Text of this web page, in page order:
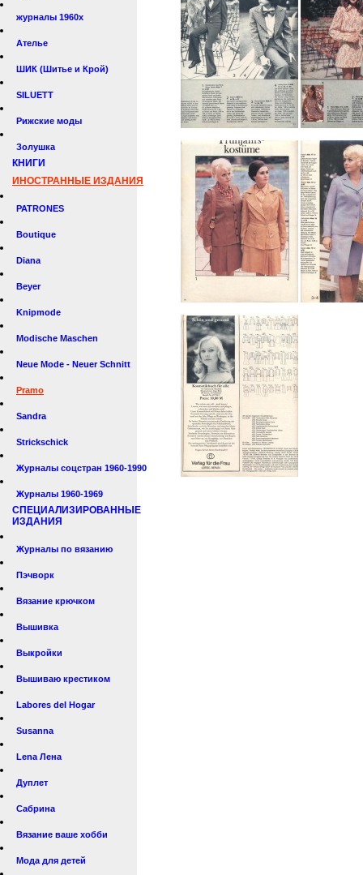
журналы 1960х
Ателье
ШИК (Шитье и Крой)
SILUETT
Рижские моды
Золушка
КНИГИ
ИНОСТРАННЫЕ ИЗДАНИЯ
PATRONES
Boutique
Diana
Beyer
Knipmode
Modische Maschen
Neue Mode - Neuer Schnitt
Pramo
Sandra
Strickschick
Журналы соцстран 1960-1990
Журналы 1960-1969
СПЕЦИАЛИЗИРОВАННЫЕ
ИЗДАНИЯ
Журналы по вязанию
Пэчворк
Вязание крючком
Вышивка
Выкройки
Вышиваю крестиком
Labores del Hogar
Susanna
Lena Лена
Дуплет
Сабрина
Вязание ваше хобби
Мода для детей